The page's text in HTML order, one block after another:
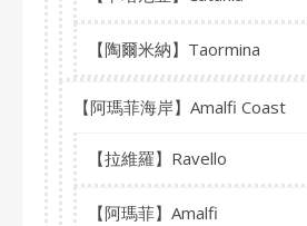
【陶爾米納】Taormina
【阿瑪菲海岸】Amalfi Coast
【拉維羅】Ravello
【阿瑪菲】Amalfi